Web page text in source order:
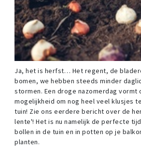
Ja, het is herfst… Het regent, de
bomen, we hebben steeds minder
stormen. Een droge nazomerdag vormt
mogelijkheid om nog heel veel klusjes
tuin! Zie ons eerdere bericht over de
lente'! Het is nu namelijk de perfecte
bollen in de tuin en in potten op je
planten.